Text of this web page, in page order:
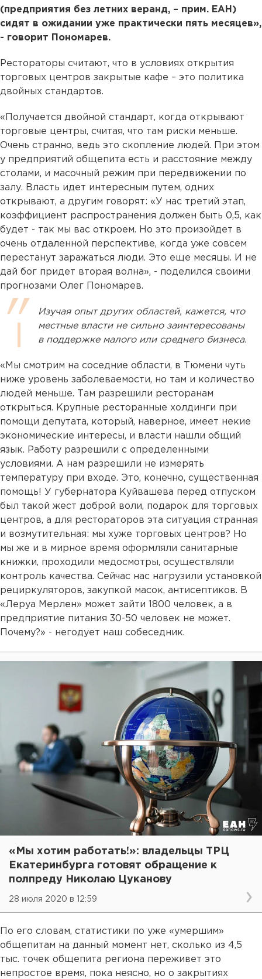
(предприятия без летних веранд, – прим. ЕАН)
сидят в ожидании уже практически пять месяцев»,
- говорит Пономарев.
Рестораторы считают, что в условиях открытия
торговых центров закрытые кафе – это политика
двойных стандартов.
«Получается двойной стандарт, когда открывают
торговые центры, считая, что там риски меньше.
Очень странно, ведь это скопление людей. При этом
у предприятий общепита есть и расстояние между
столами, и масочный режим при передвижении по
залу. Власть идет интересным путем, одних
открывают, а другим говорят: «У нас третий этап,
коэффициент распространения должен быть 0,5, как
будет - так мы вас откроем. Но это произойдет в
очень отдаленной перспективе, когда уже совсем
перестанут заражаться люди. Это еще месяцы. И не
дай бог придет вторая волна», - поделился своими
прогнозами Олег Пономарев.
Изучая опыт других областей, кажется, что
местные власти не сильно заинтересованы
в поддержке малого или среднего бизнеса.
«Мы смотрим на соседние области, в Тюмени чуть
ниже уровень заболеваемости, но там и количество
людей меньше. Там разрешили ресторанам
открыться. Крупные ресторанные холдинги при
помощи депутата, который, наверное, имеет некие
экономические интересы, и власти нашли общий
язык. Работу разрешили с определенными
условиями. А нам разрешили не измерять
температуру при входе. Это, конечно, существенная
помощь! У губернатора Куйвашева перед отпуском
был такой жест доброй воли, подарок для торговых
центров, а для рестораторов эта ситуация странная
и возмутительная: мы хуже торговых центров? Но
мы же и в мирное время оформляли санитарные
книжки, проходили медосмотры, осуществляли
контроль качества. Сейчас нас нагрузили установкой
рециркуляторов, закупкой масок, антисептиков. В
«Леруа Мерлен» может зайти 1800 человек, а в
предприятие питания 30-50 человек не может.
Почему?» - негодует наш собеседник.
«Мы хотим работать!»: владельцы ТРЦ
Екатеринбурга готовят обращение к
полпреду Николаю Цуканову
28 июля 2020 в 12:59
По его словам, статистики по уже «умершим»
общепитам на данный момент нет, сколько из 4,5
тыс. точек общепита региона переживет это
непростое время, пока неясно, но о закрытиях